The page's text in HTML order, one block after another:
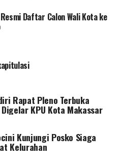
Daftar Calon Wali Kota ke
Rapat Pleno Terbuka
KPU Kota Makassar
Kunjungi Posko Siaga
Kelurahan